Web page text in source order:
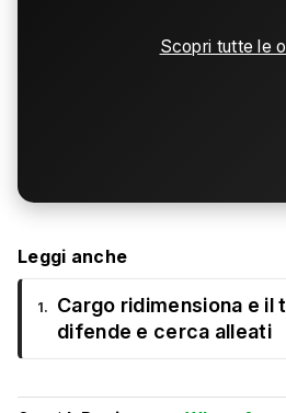
Scopri tutte le
Leggi anche
1.
Cargo ridimensiona e il
difende e cerca alleati